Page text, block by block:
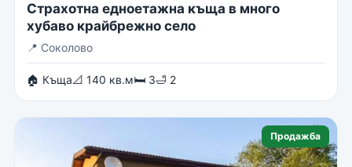
Страхотна едноетажна къща в много
хубаво крайбрежно село
📍 Соколово
🏠 Къща📐 140 кв.м🛏 3🛁 2
Продажба